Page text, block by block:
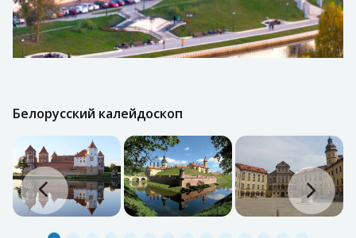
Белорусский калейдоскоп